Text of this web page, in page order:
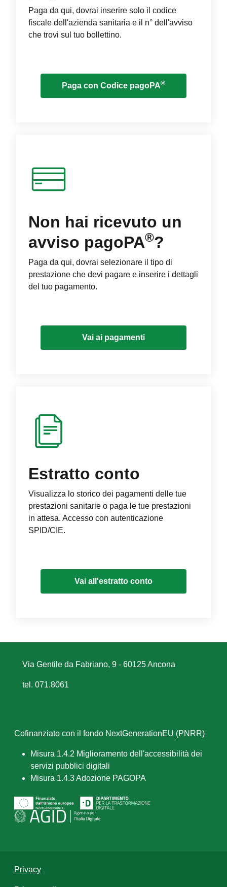
Paga da qui, dovrai inserire solo il codice
fiscale dell'azienda sanitaria e il n° dell'avviso
che trovi sul tuo bollettino.
Paga con Codice pagoPA®
Non hai ricevuto un
avviso pagoPA®?
Paga da qui, dovrai selezionare il tipo di
prestazione che devi pagare e inserire i dettagli
del tuo pagamento.
Vai ai pagamenti
Estratto conto
Visualizza lo storico dei pagamenti delle tue
prestazioni sanitarie o paga le tue prestazioni
in attesa. Accesso con autenticazione
SPID/CIE.
Vai all'estratto conto
Via Gentile da Fabriano, 9 - 60125 Ancona
tel. 071.8061
Cofinanziato con il fondo NextGenerationEU (PNRR)
Misura 1.4.2 Miglioramento dell'accessibilità dei
servizi pubblici digitali
Misura 1.4.3 Adozione PAGOPA
Privacy